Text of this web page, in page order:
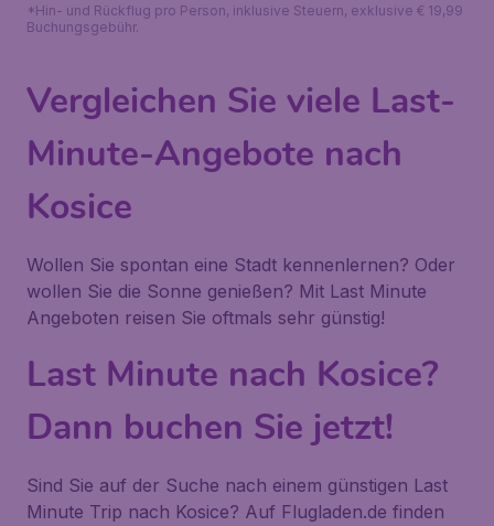
*Hin- und Rückflug pro Person, inklusive Steuern, exklusive € 19,99
Buchungsgebühr.
Vergleichen Sie viele Last-
Minute-Angebote nach
Kosice
Wollen Sie spontan eine Stadt kennenlernen? Oder
wollen Sie die Sonne genießen? Mit Last Minute
Angeboten reisen Sie oftmals sehr günstig!
Last Minute nach Kosice?
Dann buchen Sie jetzt!
Sind Sie auf der Suche nach einem günstigen Last
Minute Trip nach Kosice? Auf Flugladen.de finden